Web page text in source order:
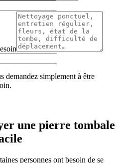
demandez simplement à être
une pierre tombale
personnes ont besoin de se